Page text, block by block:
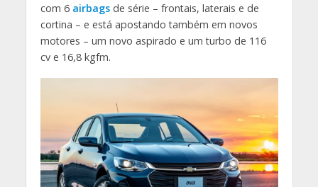
com 6 airbagsde série – frontais, laterais e de
cortina – e está apostando também em novos
motores – um novo aspirado e um turbo de 116
cv e 16,8 kgfm.